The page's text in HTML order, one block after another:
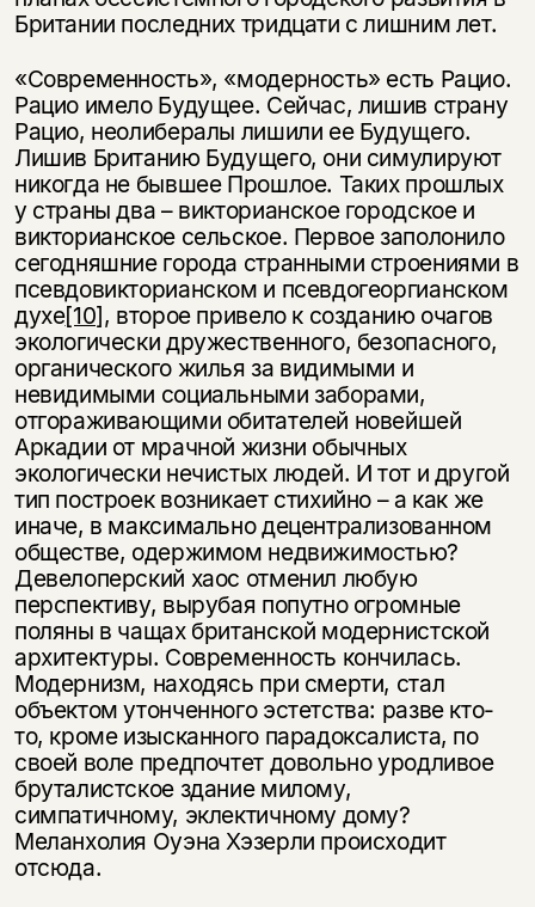
Британии последних тридцати с лишним лет.
«Современность», «модерность» есть Рацио.
Рацио имело Будущее. Сейчас, лишив страну
Рацио, неолибералы лишили ее Будущего.
Лишив Британию Будущего, они симулируют
никогда не бывшее Прошлое. Таких прошлых
у страны два – викторианское городское и
викторианское сельское. Первое заполонило
сегодняшние города странными строениями в
псевдовикторианском и псевдогеоргианском
духе[10], второе привело к созданию очагов
экологически дружественного, безопасного,
органического жилья за видимыми и
невидимыми социальными заборами,
отгораживающими обитателей новейшей
Аркадии от мрачной жизни обычных
экологически нечистых людей. И тот и другой
тип построек возникает стихийно – а как же
иначе, в максимально децентрализованном
обществе, одержимом недвижимостью?
Девелоперский хаос отменил любую
перспективу, вырубая попутно огромные
поляны в чащах британской модернистской
архитектуры. Современность кончилась.
Модернизм, находясь при смерти, стал
объектом утонченного эстетства: разве кто-
то, кроме изысканного парадоксалиста, по
своей воле предпочтет довольно уродливое
бруталистское здание милому,
симпатичному, эклектичному дому?
Меланхолия Оуэна Хэзерли происходит
отсюда.